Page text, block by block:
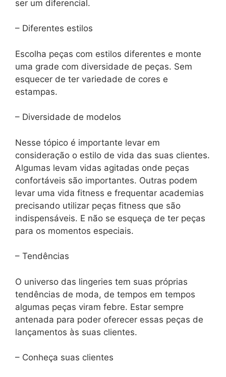
ser um diferencial.
– Diferentes estilos
Escolha peças com estilos diferentes e monte
uma grade com diversidade de peças. Sem
esquecer de ter variedade de cores e
estampas.
– Diversidade de modelos
Nesse tópico é importante levar em
consideração o estilo de vida das suas clientes.
Algumas levam vidas agitadas onde peças
confortáveis são importantes. Outras podem
levar uma vida fitness e frequentar academias
precisando utilizar peças fitness que são
indispensáveis. E não se esqueça de ter peças
para os momentos especiais.
– Tendências
O universo das lingeries tem suas próprias
tendências de moda, de tempos em tempos
algumas peças viram febre. Estar sempre
antenada para poder oferecer essas peças de
lançamentos às suas clientes.
– Conheça suas clientes